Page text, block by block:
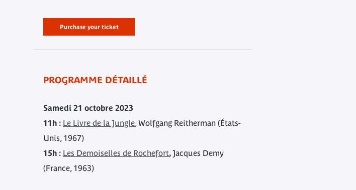
Purchase your ticket
PROGRAMME DÉTAILLÉ
Samedi 21 octobre 2023
11h : Le Livre de la Jungle, Wolfgang Reitherman (États-
Unis, 1967)
15h : Les Demoiselles de Rochefort,Jacques Demy
(France, 1963)